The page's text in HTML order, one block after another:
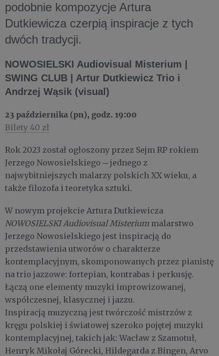
podobnie kompozycje Artura
Dutkiewicza czerpią inspiracje z tych
dwóch tradycji.
NOWOSIELSKI Audiovisual Misterium |
SWING CLUB | Artur Dutkiewicz Trio i
Andrzej Wąsik (visual) ​
23 października (pn), godz. 19:00
Bilety 40 zł
Rok 2023 został ogłoszony przez Sejm RP rokiem
Jerzego Nowosielskiego ─ jednego z
najwybitniejszych malarzy polskich XX wieku, a
także filozofa i teoretyka sztuki.
W nowym projekcie Artura Dutkiewicza
NOWOSIELSKI Audiovisual Misterium malarstwo
Jerzego Nowosielskiego jest inspiracją do
przedstawienia utworów o charakterze
kontemplacyjnym, skomponowanych przez pianistę
na trio jazzowe: fortepian, kontrabas i perkusję.
Łączą one elementy muzyki improwizowanej,
współczesnej, klasycznej i jazzu.
Inspiracją muzyczną jest twórczość mistrzów z
kręgu polskiej i światowej szeroko pojętej muzyki
kontemplacyjnej, takich jak: Wacław z Szamotuł,
Henryk Mikołaj Górecki, Hildegarda z Bingen, Arvo